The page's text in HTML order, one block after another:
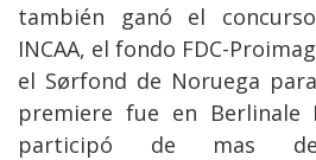
también ganó el
INCAA, el fondo FDC-
el Sørfond de Noruega
premiere fue en Berlinale
participó de mas